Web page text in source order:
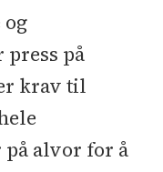
og
på
krav til
alvor for å